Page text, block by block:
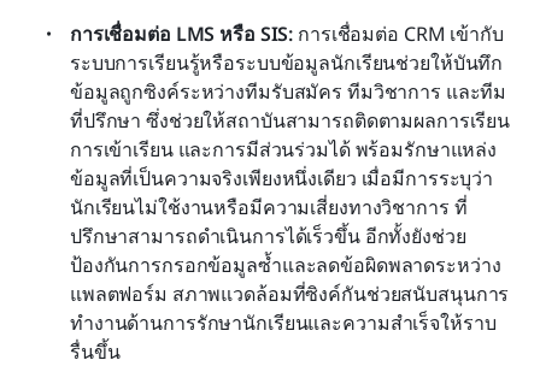
การเชื่อมต่อ LMS หรือ SIS: การเชื่อมต่อ CRM เข้ากับ
ระบบการเรียนรู้หรือระบบข้อมูลนักเรียนช่วยให้บันทึก
ข้อมูลถูกซิงค์ระหว่างทีมรับสมัคร ทีมวิชาการ และทีม
ที่ปรึกษา ซึ่งช่วยให้สถาบันสามารถติดตามผลการเรียน
การเข้าเรียน และการมีส่วนร่วมได้ พร้อมรักษาแหล่ง
ข้อมูลที่เป็นความจริงเพียงหนึ่งเดียว เมื่อมีการระบุว่า
นักเรียนไม่ใช้งานหรือมีความเสี่ยงทางวิชาการ ที่
ปรึกษาสามารถดำเนินการได้เร็วขึ้น อีกทั้งยังช่วย
ป้องกันการกรอกข้อมูลซ้ำและลดข้อผิดพลาดระหว่าง
แพลตฟอร์ม สภาพแวดล้อมที่ซิงค์กันช่วยสนับสนุนการ
ทำงานด้านการรักษานักเรียนและความสำเร็จให้ราบ
รื่นขึ้น